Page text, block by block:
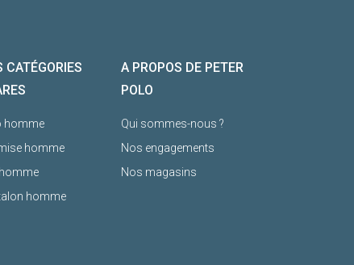
CATÉGORIES
homme
homme
homme
A PROPOS DE PETER
POLO
Qui sommes-nous ?
Nos engagements
Nos magasins